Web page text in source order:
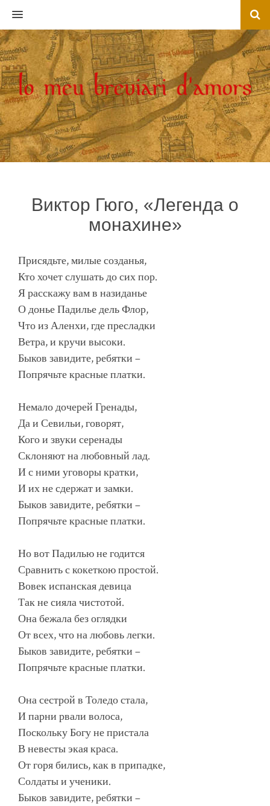
MENU
Виктор Гюго, «Легенда о
монахине»
Присядьте, милые созданья,
Кто хочет слушать до сих пор.
Я расскажу вам в назиданье
О донье Падилье дель Флор,
Что из Аленхи, где пресладки
Ветра, и кручи высоки.
Быков завидите, ребятки –
Попрячьте красные платки.
Немало дочерей Гренады,
Да и Севильи, говорят,
Кого и звуки серенады
Склоняют на любовный лад.
И с ними уговоры кратки,
И их не сдержат и замки.
Быков завидите, ребятки –
Попрячьте красные платки.
Но вот Падилью не годится
Сравнить с кокеткою простой.
Вовек испанская девица
Так не сияла чистотой.
Она бежала без оглядки
От всех, что на любовь легки.
Быков завидите, ребятки –
Попрячьте красные платки.
Она сестрой в Толедо стала,
И парни рвали волоса,
Поскольку Богу не пристала
В невесты экая краса.
От горя бились, как в припадке,
Солдаты и ученики.
Быков завидите, ребятки –